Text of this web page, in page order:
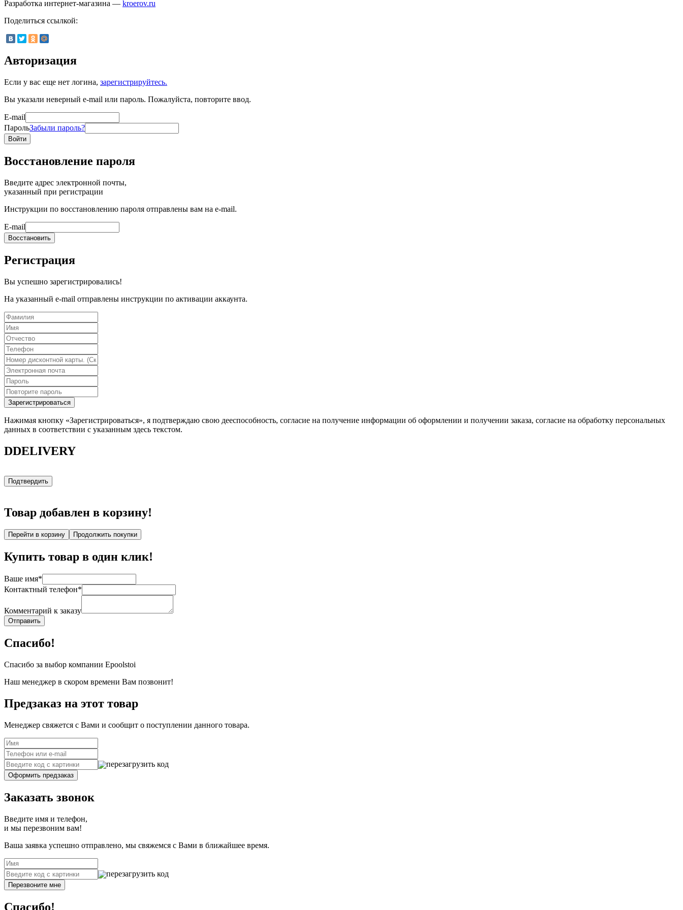
Разработка интернет-магазина — kroerov.ru
Поделиться ссылкой:
Авторизация
Если у вас еще нет логина, зарегистрируйтесь.
Вы указали неверный e-mail или пароль. Пожалуйста, повторите ввод.
E-mail
ПарольЗабыли пароль?
Войти
Восстановление пароля
Введите адрес электронной почты,
указанный при регистрации
Инструкции по восстановлению пароля отправлены вам на e-mail.
E-mail
Восстановить
Регистрация
Вы успешно зарегистрировались!
На указанный e-mail отправлены инструкции по активации аккаунта.
Зарегистрироваться
Нажимая кнопку «Зарегистрироваться», я подтверждаю свою дееспособность, согласие на получение информации об оформлении и получении заказа, согласие на обработку персональных
данных в соответствии с указанным здесь текстом.
DDELIVERY
Подтвердить
Товар добавлен в корзину!
Перейти в корзину Продолжить покупки
Купить товар в один клик!
Ваше имя*
Контактный телефон*
Комментарий к заказу
Отправить
Спасибо!
Спасибо за выбор компании Epoolstoi
Наш менеджер в скором времени Вам позвонит!
Предзаказ на этот товар
Менеджер свяжется с Вами и сообщит о поступлении данного товара.
перезагрузить код
Оформить предзаказ
Заказать звонок
Введите имя и телефон,
и мы перезвоним вам!
Ваша заявка успешно отправлено, мы свяжемся с Вами в ближайшее время.
перезагрузить код
Перезвоните мне
Спасибо!